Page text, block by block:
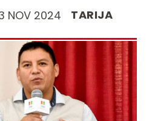
NOV 2024 TARIJA